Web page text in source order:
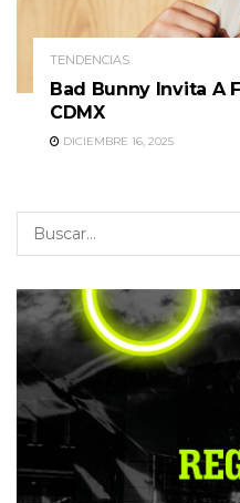
TENDENCIAS
Bad Bunny Invita A
CDMX
DICIEMBRE 16, 2025